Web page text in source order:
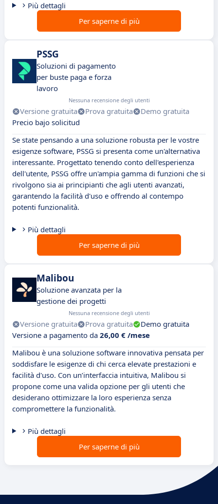
Più dettagli
Per saperne di più
PSSG
Soluzioni di pagamento
per buste paga e forza
lavoro
Nessuna recensione degli utenti
Versione gratuita Prova gratuita
Demo gratuita
Precio bajo solicitud
Se state pensando a una soluzione robusta per le vostre
esigenze software, PSSG si presenta come un'alternativa
interessante. Progettato tenendo conto dell'esperienza
dell'utente, PSSG offre un'ampia gamma di funzioni che si
rivolgono sia ai principianti che agli utenti avanzati,
garantendo la facilità d'uso e offrendo al contempo
potenti funzionalità.
Più dettagli
Per saperne di più
Malibou
Soluzione avanzata per la
gestione dei progetti
Nessuna recensione degli utenti
Versione gratuita Prova gratuita
Demo gratuita
Versione a pagamento da 26,00 € /mese
Malibou è una soluzione software innovativa pensata per
soddisfare le esigenze di chi cerca elevate prestazioni e
facilità d'uso. Con un’interfaccia intuitiva, Malibou si
propone come una valida opzione per gli utenti che
desiderano ottimizzare la loro esperienza senza
compromettere la funzionalità.
Più dettagli
Per saperne di più